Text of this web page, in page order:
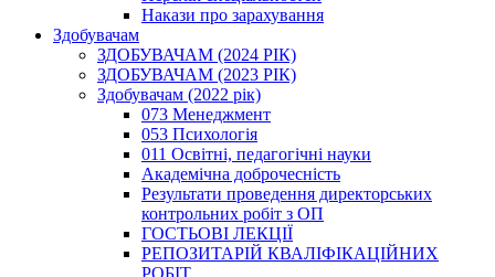
Накази про зарахування
Здобувачам
ЗДОБУВАЧАМ (2024 РІК)
ЗДОБУВАЧАМ (2023 РІК)
Здобувачам (2022 рік)
073 Менеджмент
053 Психологія
011 Освітні, педагогічні науки
Академічна доброчесність
Результати проведення директорських
контрольних робіт з ОП
ГОСТЬОВІ ЛЕКЦІЇ
РЕПОЗИТАРІЙ КВАЛІФІКАЦІЙНИХ
РОБІТ